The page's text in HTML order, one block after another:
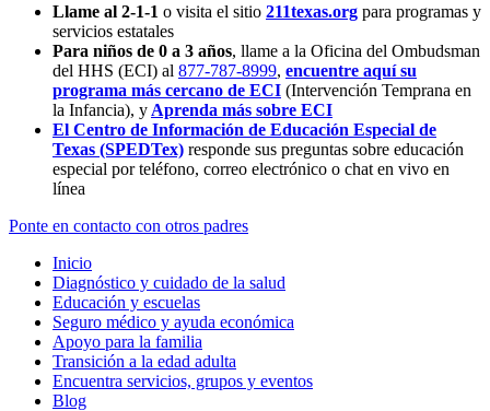
Llame al 2-1-1 o visita el sitio 211texas.org para programas y
servicios estatales
Para niños de 0 a 3 años, llame a la Oficina del Ombudsman
del HHS (ECI) al 877-787-8999, encuentre aquí su
programa más cercano de ECI (Intervención Temprana en
la Infancia), y Aprenda más sobre ECI
El Centro de Información de Educación Especial de
Texas (SPEDTex) responde sus preguntas sobre educación
especial por teléfono, correo electrónico o chat en vivo en
línea
Ponte en contacto con otros padres
Inicio
Diagnóstico y cuidado de la salud
Educación y escuelas
Seguro médico y ayuda económica
Apoyo para la familia
Transición a la edad adulta
Encuentra servicios, grupos y eventos
Blog